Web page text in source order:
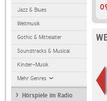
Jazz & Blues
Weltmusik
Gothic & Mittelalter
Soundtracks & Musical
Kinder-Musik
Mehr Genres
Hörspiele im Radio